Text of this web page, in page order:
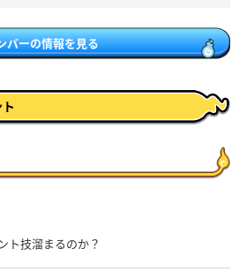
バーの情報を見る
ト技溜まるのか？